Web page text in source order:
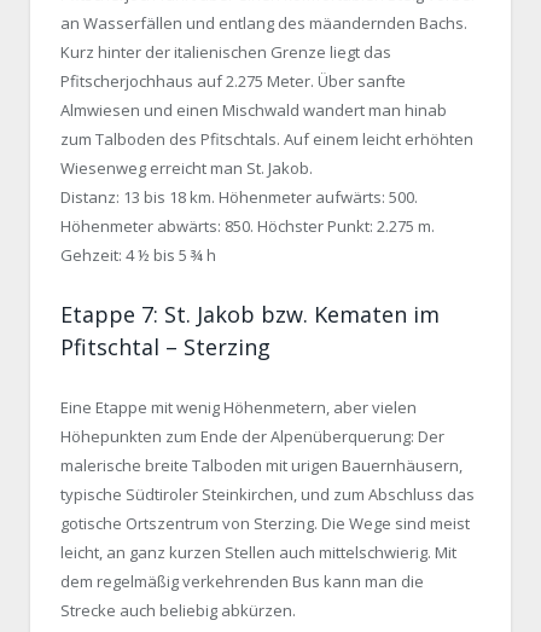
an Wasserfällen und entlang des mäandernden Bachs.
Kurz hinter der italienischen Grenze liegt das
Pfitscherjochhaus auf 2.275 Meter. Über sanfte
Almwiesen und einen Mischwald wandert man hinab
zum Talboden des Pfitschtals. Auf einem leicht erhöhten
Wiesenweg erreicht man St. Jakob.
Distanz: 13 bis 18 km. Höhenmeter aufwärts: 500.
Höhenmeter abwärts: 850. Höchster Punkt: 2.275 m.
Gehzeit: 4 ½ bis 5 ¾ h
Etappe 7: St. Jakob bzw. Kematen im
Pfitschtal – Sterzing
Eine Etappe mit wenig Höhenmetern, aber vielen
Höhepunkten zum Ende der Alpenüberquerung: Der
malerische breite Talboden mit urigen Bauernhäusern,
typische Südtiroler Steinkirchen, und zum Abschluss das
gotische Ortszentrum von Sterzing. Die Wege sind meist
leicht, an ganz kurzen Stellen auch mittelschwierig. Mit
dem regelmäßig verkehrenden Bus kann man die
Strecke auch beliebig abkürzen.